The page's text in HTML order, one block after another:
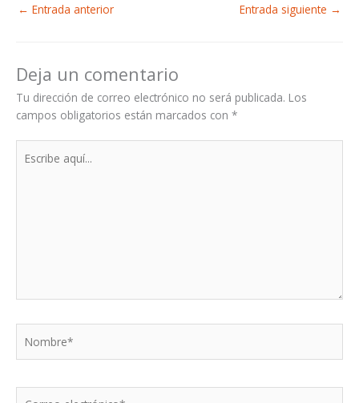
← Entrada anterior Entrada siguiente →
Deja un comentario
Tu dirección de correo electrónico no será publicada. Los
campos obligatorios están marcados con *
aquí...